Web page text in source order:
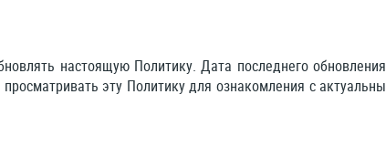
настоящую Политику. Дата последнего
эту Политику для ознакомления с